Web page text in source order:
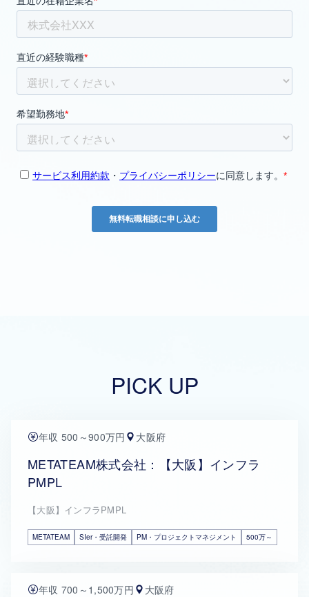
PICK UP
年収 500～900万円 大阪府
METATEAM株式会社：【大阪】インフラ
PMPL
【大阪】インフラPMPL
METATEAM SIer・受託開発 PM・プロジェクトマネジメント 500万～
年収 700～1,500万円 大阪府